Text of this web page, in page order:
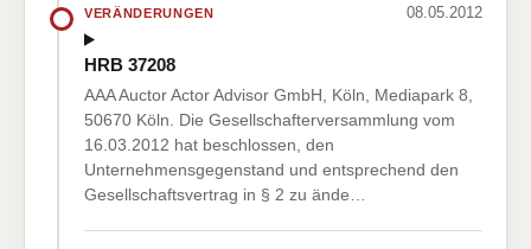
VERÄNDERUNGEN 08.05.2012
HRB 37208
AAA Auctor Actor Advisor GmbH, Köln, Mediapark 8,
50670 Köln. Die Gesellschafterversammlung vom
16.03.2012 hat beschlossen, den
Unternehmensgegenstand und entsprechend den
Gesellschaftsvertrag in § 2 zu ände…